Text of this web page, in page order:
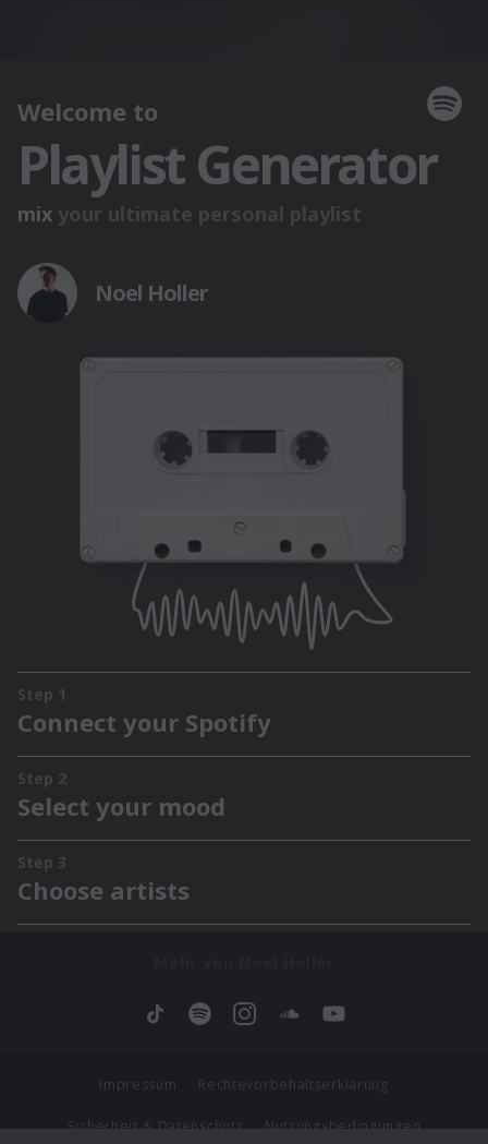
Impressum Rechtevorbehaltserklärung
Sicherheit & Datenschutz Nutzungsbedingungen